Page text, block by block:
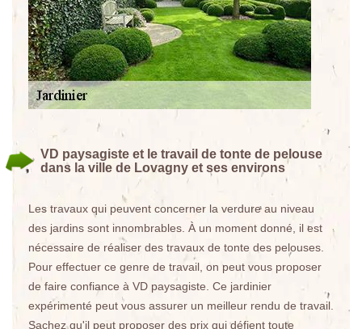
VD paysagiste et le travail de tonte de pelouse
dans la ville de Lovagny et ses environs
Les travaux qui peuvent concerner la verdure au niveau
des jardins sont innombrables. À un moment donné, il est
nécessaire de réaliser des travaux de tonte des pelouses.
Pour effectuer ce genre de travail, on peut vous proposer
de faire confiance à VD paysagiste. Ce jardinier
expérimenté peut vous assurer un meilleur rendu de travail.
Sachez qu'il peut proposer des prix qui défient toute